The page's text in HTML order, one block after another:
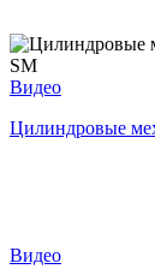
Видео
Цилиндровые
Видео